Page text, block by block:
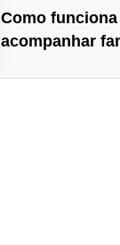
Como
acompanhar